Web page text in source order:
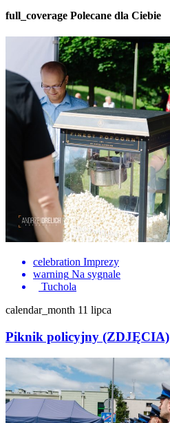
full_coverage Polecane dla Ciebie
celebration Imprezy
warning Na sygnale
Tuchola
calendar_month 11 lipca
Piknik policyjny (ZDJĘCIA)